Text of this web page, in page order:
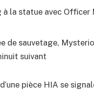
à la statue avec Officer
de sauvetage,
suivant
pièce HIA se